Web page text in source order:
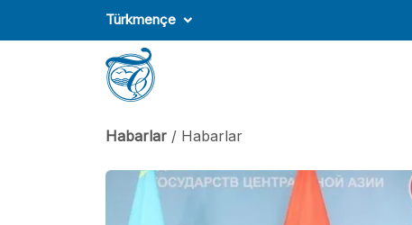
Türkmençe
Habarlar / Habarlar